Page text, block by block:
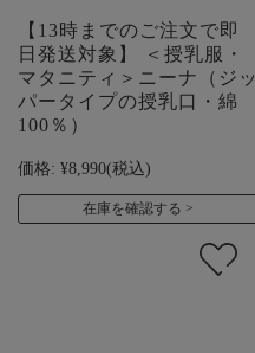
【13時までのご注文で即
日発送対象】 ＜授乳服・
マタニティ＞ニーナ（ジッ
パータイプの授乳口・綿
100％）
価格: ¥8,990(税込)
在庫を確認する